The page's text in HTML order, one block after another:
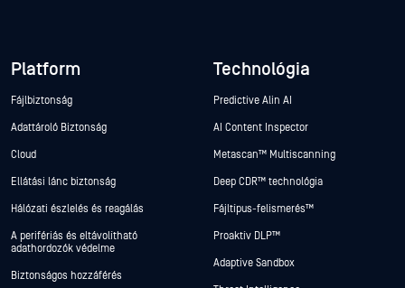
Platform
Fájlbiztonság
Adattároló Biztonság
Cloud
Ellátási lánc biztonság
Hálózati észlelés és reagálás
A perifériás és eltávolítható
adathordozók védelme
Biztonságos hozzáférés
Technológia
Predictive Alin AI
AI Content Inspector
Metascan™ Multiscanning
Deep CDR™ technológia
Fájltípus-felismerés™
Proaktív DLP™
Adaptive Sandbox